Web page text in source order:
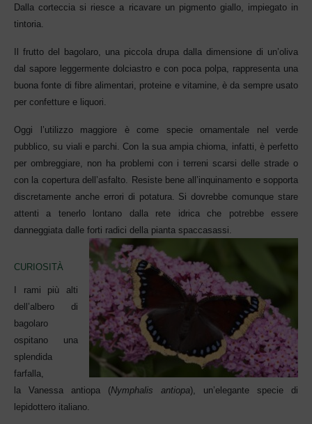
Dalla corteccia si riesce a ricavare un pigmento giallo, impiegato in
tintoria.
Il frutto del bagolaro, una piccola drupa dalla dimensione di un’oliva
dal sapore leggermente dolciastro e con poca polpa, rappresenta una
buona fonte di fibre alimentari, proteine e vitamine, è da sempre usato
per confetture e liquori.
Oggi l’utilizzo maggiore è come specie ornamentale nel verde
pubblico, su viali e parchi. Con la sua ampia chioma, infatti, è perfetto
per ombreggiare, non ha problemi con i terreni scarsi delle strade o
con la copertura dell’asfalto. Resiste bene all’inquinamento e sopporta
discretamente anche errori di potatura. Si dovrebbe comunque stare
attenti a tenerlo lontano dalla rete idrica che potrebbe essere
danneggiata dalle forti radici della pianta spaccasassi.
CURIOSITÀ
I rami più alti
dell’albero di
bagolaro
ospitano una
splendida
farfalla,
la Vanessa antiopa (Nymphalis antiopa), un’elegante specie di
lepidottero italiano.